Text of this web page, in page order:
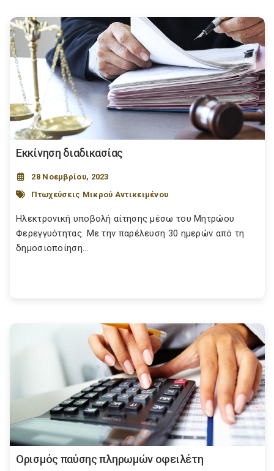
Εκκίνηση διαδικασίας
28 Νοεμβρίου, 2023
Πτωχεύσεις Μικρού Αντικειμένου
Ηλεκτρονική υποβολή αίτησης μέσω του Μητρώου
Φερεγγυότητας. Με την παρέλευση 30 ημερών από τη
δημοσιοποίηση...
Ορισμός παύσης πληρωμών οφειλέτη